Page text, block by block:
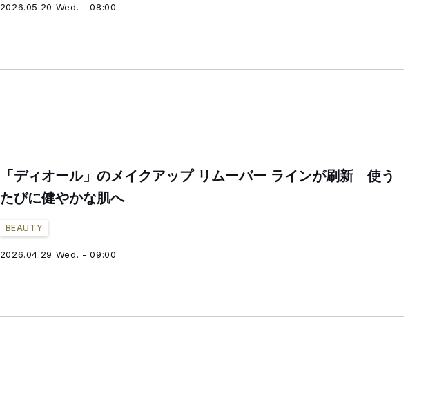
2026.05.20 Wed. - 08:00
「ディオール」のメイクアップ リムーバー ラインが刷新 使う
たびに健やかな肌へ
BEAUTY
2026.04.29 Wed. - 09:00